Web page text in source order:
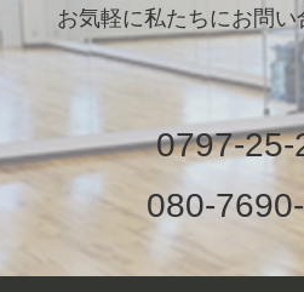
お気軽に私たちにお問い
0797-25-
080-